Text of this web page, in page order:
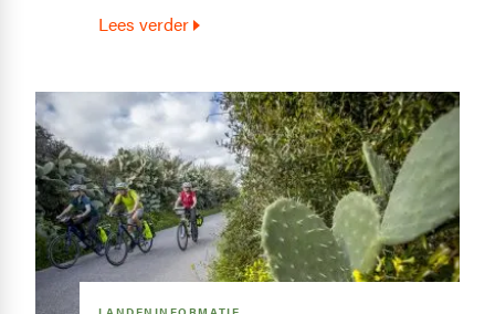
Lees verder
Image